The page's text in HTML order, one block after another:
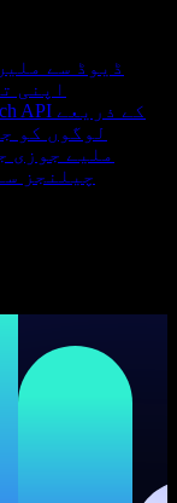
ڈیوڈ سے
اپنی
لوگوں کو
ملیے جوزی